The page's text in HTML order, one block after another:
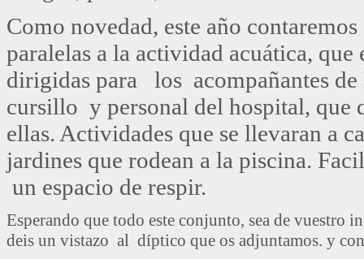
Como novedad, este año
paralelas a la actividad acuática, que
dirigidas para los acompañantes
cursillo y personal del hospital, que
ellas. Actividades que se llevaran a
jardines que rodean a la piscina.
un espacio de respir.
Esperando que todo este conjunto, sea de vuestro
deis un vistazo al díptico que os adjuntamos. y